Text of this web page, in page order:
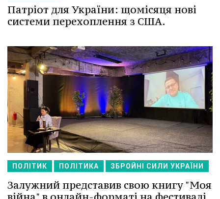
Патріот для України: щомісяця нові
системи перехоплення з США.
ПОЛІТИК ПОЛІТИКА ЗБРОЙНІ СИЛИ УКРАЇНИ
Залужний представив свою книгу "Моя